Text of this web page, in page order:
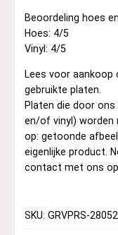
Beoordeling hoes
Hoes: 4/5
Vinyl: 4/5
Lees voor
gebruikte platen.
Platen die door
en/of vinyl) worden
op: getoonde
eigenlijke product.
contact met ons op.
SKU: GRVPRS-